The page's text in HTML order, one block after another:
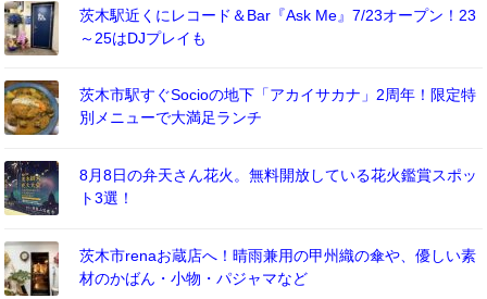
茨木駅近くにレコード＆Bar『Ask Me』7/23オープン！23
～25はDJプレイも
茨木市駅すぐSocioの地下「アカイサカナ」2周年！限定特
別メニューで大満足ランチ
8月8日の弁天さん花火。無料開放している花火鑑賞スポッ
ト3選！
茨木市renaお蔵店へ！晴雨兼用の甲州織の傘や、優しい素
材のかばん・小物・パジャマなど